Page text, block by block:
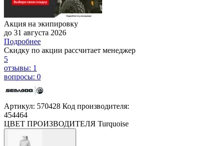
Акция на экипировку
до 31 августа 2026
Подробнее
Скидку по акции рассчитает менеджер
5
отзывы: 1
вопросы: 0
Артикул: 570428 Код производителя:
454464
ЦВЕТ ПРОИЗВОДИТЕЛЯ Turquoise